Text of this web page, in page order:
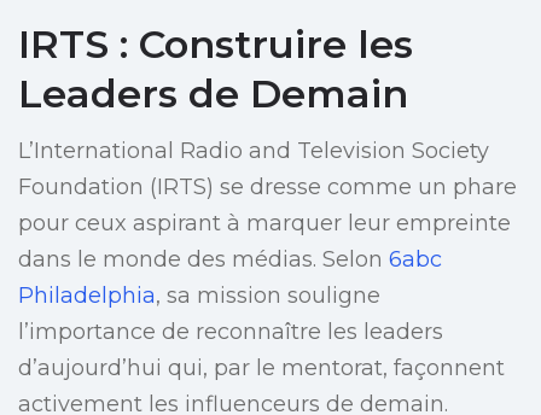
IRTS : Construire les
Leaders de Demain
L’International Radio and Television Society
Foundation (IRTS) se dresse comme un phare
pour ceux aspirant à marquer leur empreinte
dans le monde des médias. Selon 6abc
Philadelphia, sa mission souligne
l’importance de reconnaître les leaders
d’aujourd’hui qui, par le mentorat, façonnent
activement les influenceurs de demain.